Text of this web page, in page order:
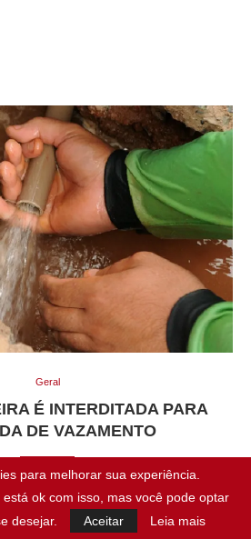
Geral
É INTERDITADA PARA
DE VAZAMENTO
proximidades com a rua Jeremias da
interditada na manhã desta terça-
de vazamento na via, pela Companhia
para melhorar sua experiência.
ok com isso, mas você pode optar
desejar.
Aceitar Leia mais